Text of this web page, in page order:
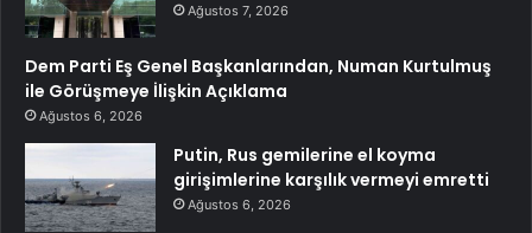
Ağustos 7, 2026
Dem Parti Eş Genel Başkanlarından, Numan Kurtulmuş
ile Görüşmeye İlişkin Açıklama
Ağustos 6, 2026
Putin, Rus gemilerine el koyma
girişimlerine karşılık vermeyi emretti
Ağustos 6, 2026